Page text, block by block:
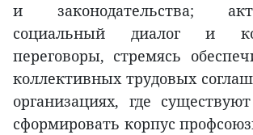
и законодательства;
социальный диалог и
переговоры, стремясь
коллективных трудовых
организациях, где
сформировать корпус